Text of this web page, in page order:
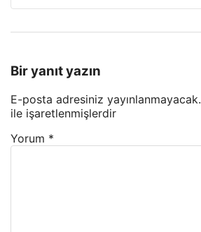
Bir yanıt yazın
E-posta adresiniz yayınlanmayacak.
ile işaretlenmişlerdir
Yorum *